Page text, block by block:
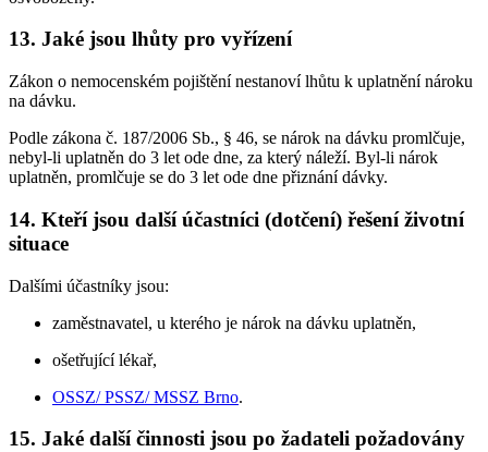
13. Jaké jsou lhůty pro vyřízení
Zákon o nemocenském pojištění nestanoví lhůtu k uplatnění nároku
na dávku.
Podle zákona č. 187/2006 Sb., § 46, se nárok na dávku promlčuje,
nebyl-li uplatněn do 3 let ode dne, za který náleží. Byl-li nárok
uplatněn, promlčuje se do 3 let ode dne přiznání dávky.
14. Kteří jsou další účastníci (dotčení) řešení životní
situace
Dalšími účastníky jsou:
zaměstnavatel, u kterého je nárok na dávku uplatněn,
ošetřující lékař,
OSSZ/ PSSZ/ MSSZ Brno.
15. Jaké další činnosti jsou po žadateli požadovány